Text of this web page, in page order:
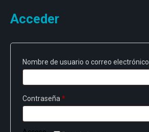
Analítica muscular
Vídeo-Feedback
Suelo pélvico
Neurología
Acceder
Nombre de usuario o correo electrónico
Contraseña *Obligatorio